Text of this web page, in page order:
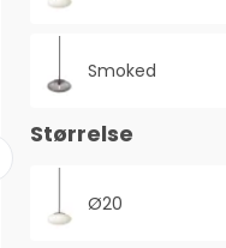
Smoked
Størrelse
Ø20